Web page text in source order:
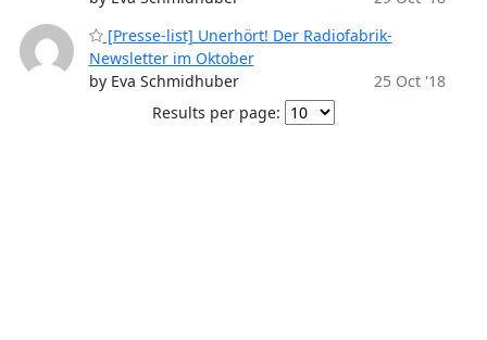
[Presse-list] Unerhört! Der Radiofabrik-
Newsletter im Oktober
by Eva Schmidhuber
25 Oct '18
Results per page: